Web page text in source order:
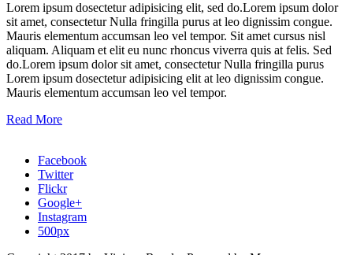
Lorem ipsum dosectetur adipisicing elit, sed do.Lorem ipsum dolor
sit amet, consectetur Nulla fringilla purus at leo dignissim congue.
Mauris elementum accumsan leo vel tempor. Sit amet cursus nisl
aliquam. Aliquam et elit eu nunc rhoncus viverra quis at felis. Sed
do.Lorem ipsum dolor sit amet, consectetur Nulla fringilla purus
Lorem ipsum dosectetur adipisicing elit at leo dignissim congue.
Mauris elementum accumsan leo vel tempor.
Read More
Facebook
Twitter
Flickr
Google+
Instagram
500px